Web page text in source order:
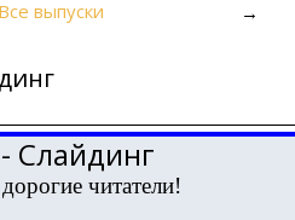
Все выпуски →
Слайдинг
читатели!